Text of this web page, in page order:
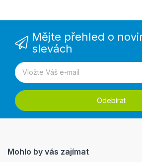
Mějte přehled o
slevách
Odebírat
Mohlo by vás zajímat